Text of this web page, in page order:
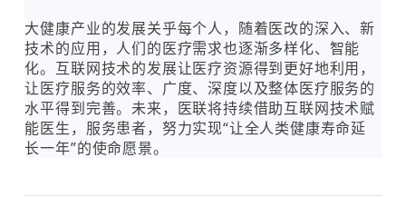
大健康产业的发展关乎每个人，随着医改的深入、新
技术的应用，人们的医疗需求也逐渐多样化、智能
化。互联网技术的发展让医疗资源得到更好地利用，
让医疗服务的效率、广度、深度以及整体医疗服务的
水平得到完善。未来，医联将持续借助互联网技术赋
能医生，服务患者，努力实现“让全人类健康寿命延
长一年”的使命愿景。